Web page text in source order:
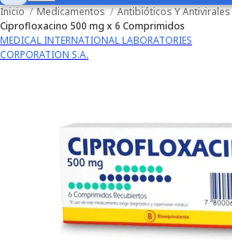
Inicio / Medicamentos / Antibióticos Y Antivirales
Ciprofloxacino 500 mg x 6 Comprimidos
MEDICAL INTERNATIONAL LABORATORIES
CORPORATION S.A.